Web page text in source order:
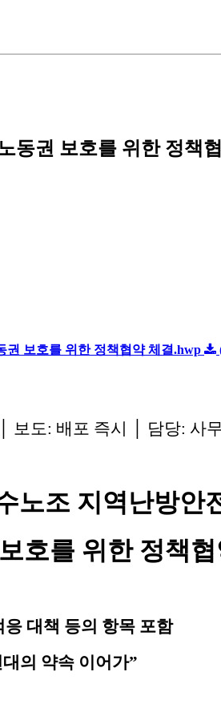
동권 보호를 위한 정책
권 보호를 위한 정책협약 체결.hwp
보도: 배포 즉시 │ 담당: 사
노조 지역난방안
호를 위한 정책
대책 등의 항목 포함
의 약속 이어가”